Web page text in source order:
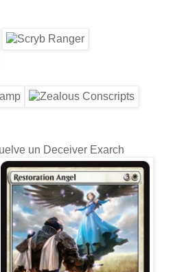
un Deceiver Exarch